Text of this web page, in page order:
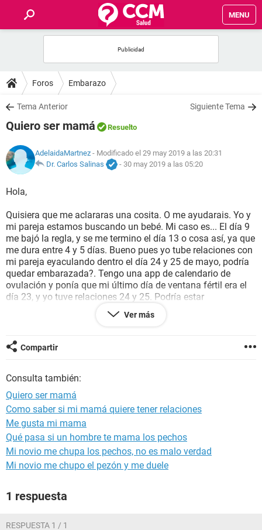
MENU
FOROS
SALUD
FAMILIA
NUTRICIÓN
BIENESTAR
SEXUALIDAD
GLOSARIO
Foros Embarazo
Tema Anterior Siguiente Tema
Quiero ser mamá Resuelto
AdelaidaMartnez - Modificado el 29 may 2019 a las 20:31
Dr. Carlos Salinas
- 30 may 2019 a las 05:20
Hola,
Quisiera que me aclararas una cosita. O me ayudarais. Yo y
mi pareja estamos buscando un bebé. Mi caso es... El día 9
me bajó la regla, y se me termino el día 13 o cosa así, ya que
me dura entre 4 y 5 días. Bueno pues yo tube relaciones con
mi pareja eyaculando dentro el día 24 y 25 de mayo, podría
quedar embarazada?. Tengo una app de calendario de
ovulación y ponía que mi último día de ventana fértil era el
día 23, y yo tuve relaciones 24 y 25. Podría estar
embarazada?. Supuestamente me tiene que bajar el día 6 de
junio el periodo, en estos días noto como presión en los
estas en esos días que te va a bajar la regla pero más leve, y
me noto como pesada cuando te va a bajar la regla. Y no se
después de mi ovulación o simplemente me va a bajar la
regla.... Espero respuesta.
Gracias
Ver más
Compartir
Consulta también:
Quiero ser mamá
Como saber si mi mamá quiere tener relaciones
Me gusta mi mama
Qué pasa si un hombre te mama los pechos
Mi novio me chupa los pechos, no es malo verdad
Mi novio me chupo el pezón y me duele
1 respuesta
RESPUESTA 1 / 1